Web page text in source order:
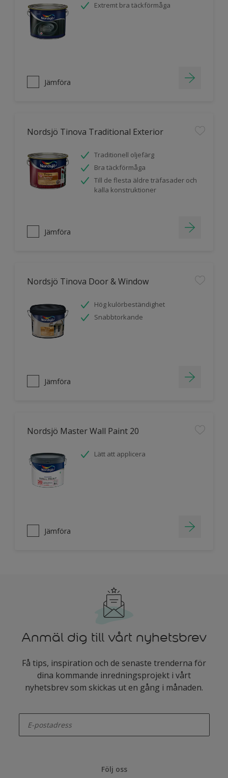
Extremt bra täckförmåga
Jämföra
Nordsjö Tinova Traditional Exterior
Traditionell oljefärg
Bra täckförmåga
Till de flesta äldre träfasader och
kalla konstruktioner
Jämföra
Nordsjö Tinova Door & Window
Hög kulörbeständighet
Snabbtorkande
Jämföra
Nordsjö Master Wall Paint 20
Lätt att applicera
Jämföra
Anmäl dig till vårt nyhetsbrev
Få tips, inspiration och de senaste trenderna för
dina kommande inredningsprojekt i vårt
nyhetsbrev som skickas ut en gång i månaden.
Följ oss